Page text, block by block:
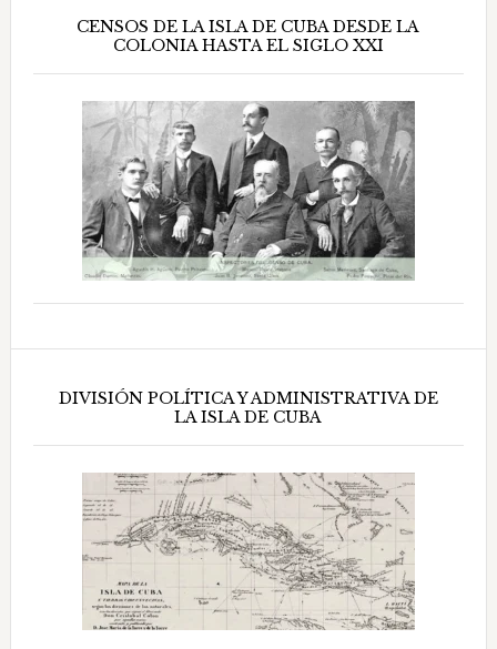
CENSOS DE LA ISLA DE CUBA DESDE LA
COLONIA HASTA EL SIGLO XXI
DIVISIÓN POLÍTICA Y ADMINISTRATIVA DE
LA ISLA DE CUBA